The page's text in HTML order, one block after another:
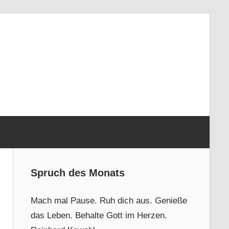
Spruch des Monats
Mach mal Pause. Ruh dich aus. Genieße
das Leben. Behalte Gott im Herzen.